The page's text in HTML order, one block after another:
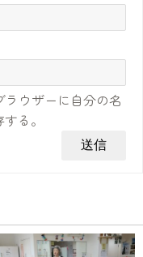
ウザーに自分の名
る。